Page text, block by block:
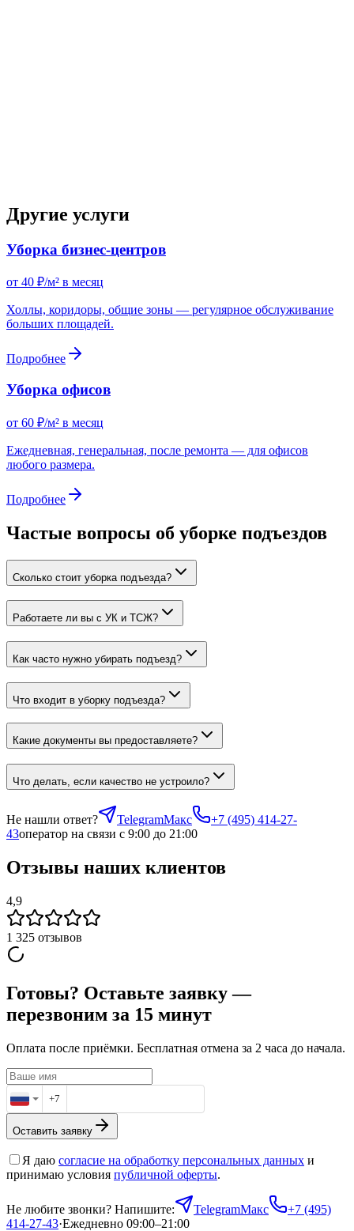
Другие услуги
Уборка бизнес-центров
от 40 ₽/м² в месяц
Холлы, коридоры, общие зоны — регулярное обслуживание
больших площадей.
Подробнее
Уборка офисов
от 60 ₽/м² в месяц
Ежедневная, генеральная, после ремонта — для офисов
любого размера.
Подробнее
Частые вопросы об уборке подъездов
Сколько стоит уборка подъезда?
Работаете ли вы с УК и ТСЖ?
Как часто нужно убирать подъезд?
Что входит в уборку подъезда?
Какие документы вы предоставляете?
Что делать, если качество не устроило?
Не нашли ответ? TelegramМакс
+7 (495) 414-27-
43оператор на связи с 9:00 до 21:00
Отзывы наших клиентов
4,9
1 325 отзывов
Готовы? Оставьте заявку —
перезвоним за 15 минут
Оплата после приёмки. Бесплатная отмена за 2 часа до начала.
+7
Оставить заявку
Я даю согласие на обработку персональных данных и
принимаю условия публичной оферты.
Не любите звонки? Напишите: TelegramМакс
+7 (495)
414-27-43·Ежедневно 09:00–21:00